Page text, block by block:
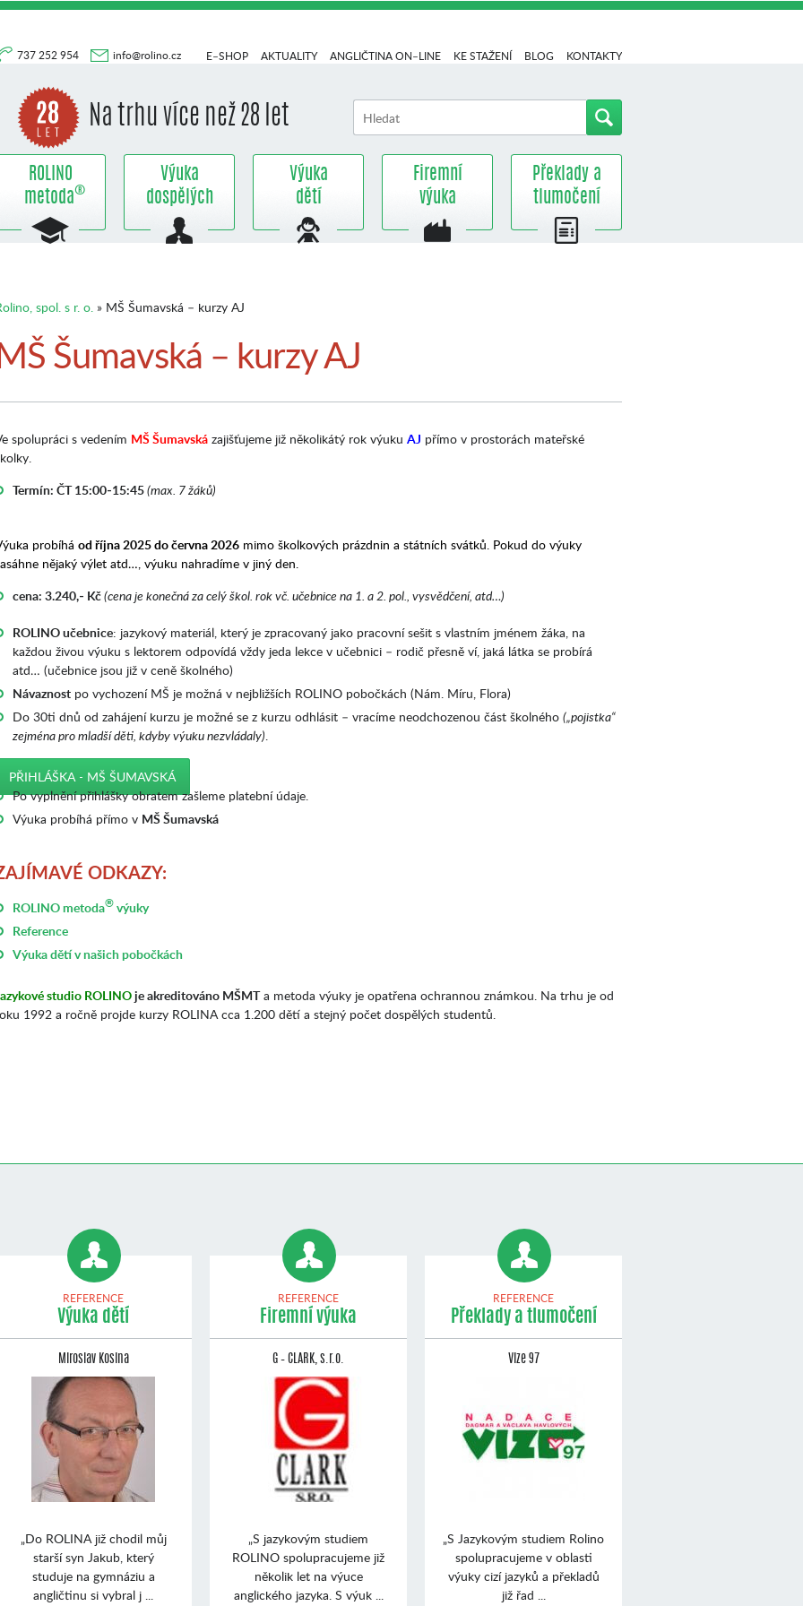
737 252 954 info@rolino.cz
Na trhu více než 28 let
E–SHOP AKTUALITY ANGLIČTINA ON–LINE KE STAŽENÍ BLOG KONTAKTY
ROLINO
metoda®
Výuka
dospělých
Výuka
dětí
Firemní
výuka
Překlady a
tlumočení
spol. s r. o. » MŠ Šumavská – kurzy AJ
Šumavská – kurzy AJ
spolupráci s vedením MŠ Šumavská zajišťujeme již několikátý rok výuku AJ přímo v prostorách mateřské
Termín: ČT 15:00-15:45(max. 7 žáků)
probíhá od října 2025 do června 2026 mimo školkových prázdnin a státních svátků. Pokud do výuky
nějaký výlet atd…, výuku nahradíme v jiný den.
cena: 3.240,- Kč(cena je konečná za celý škol. rok vč. učebnice na 1. a 2. pol., vysvědčení, atd…)
ROLINO učebnice: jazykový materiál, který je zpracovaný jako pracovní sešit s vlastním jménem žáka, na
každou živou výuku s lektorem odpovídá vždy jeda lekce v učebnici – rodič přesně ví, jaká látka se probírá
atd… (učebnice jsou již v ceně školného)
Návaznost po vychození MŠ je možná v nejbližších ROLINO pobočkách (Nám. Míru, Flora)
Do 30ti dnů od zahájení kurzu je možné se z kurzu odhlásit – vracíme neodchozenou část školného („pojistka“
zejména pro mladší děti, kdyby výuku nezvládaly).
PŘIHLÁŠKA - MŠ ŠUMAVSKÁ
Po vyplnění přihlášky obratem zašleme platební údaje.
Výuka probíhá přímo v MŠ Šumavská
ODKAZY:
ROLINO metoda®výuky
Reference
Výuka dětí v našich pobočkách
studio ROLINOje akreditováno MŠMTa metoda výuky je opatřena ochrannou známkou. Na trhu je od
1992 a ročně projde kurzy ROLINA cca 1.200 dětí a stejný počet dospělých studentů.
REFERENCE
Výuka dětí
Miroslav Kosina
„Do ROLINA již chodil můj
starší syn Jakub, který
studuje na gymnáziu a
angličtinu si vybral j ...
REFERENCE
Firemní výuka
G – CLARK, s.r.o.
„S jazykovým studiem
ROLINO spolupracujeme již
několik let na výuce
anglického jazyka. S výuk ...
REFERENCE
Překlady a tlumočení
Vize 97
„S Jazykovým studiem Rolino
spolupracujeme v oblasti
výuky cizí jazyků a překladů
již řad ...